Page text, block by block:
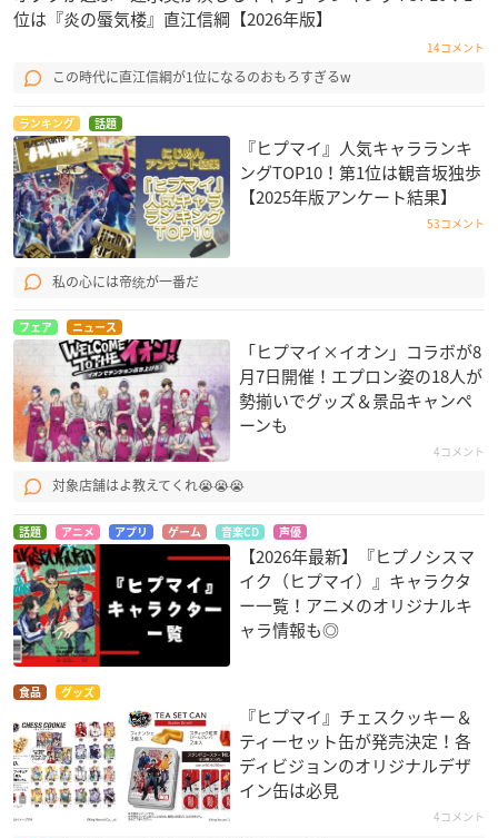
位は『炎の蜃気楼』直江信綱【2026年版】
14コメント
この時代に直江信綱が1位になるのおもろすぎるw
ランキング 話題
『ヒプマイ』人気キャラランキ
ングTOP10！第1位は観音坂独歩
【2025年版アンケート結果】
53コメント
私の心には帝统が一番だ
フェア ニュース
「ヒプマイ×イオン」コラボが8
月7日開催！エプロン姿の18人が
勢揃いでグッズ＆景品キャンペ
ーンも
4コメント
対象店舗はよ教えてくれ😭😭😭
話題 アニメ アプリ ゲーム 音楽CD 声優
【2026年最新】『ヒプノシスマ
イク（ヒプマイ）』キャラクタ
ー一覧！アニメのオリジナルキ
ャラ情報も◎
食品 グッズ
『ヒプマイ』チェスクッキー＆
ティーセット缶が発売決定！各
ディビジョンのオリジナルデザ
イン缶は必見
4コメント